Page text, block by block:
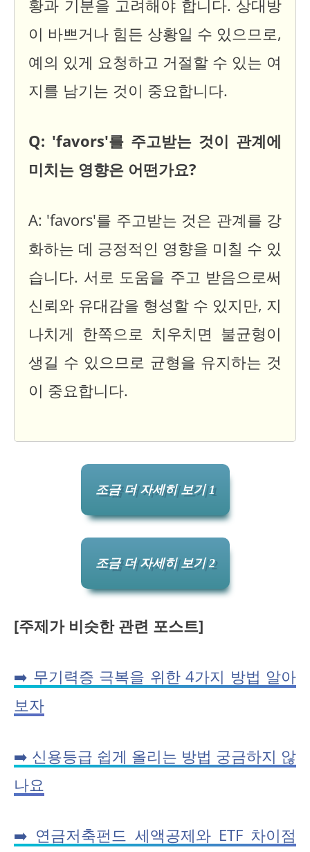
황과 기분을 고려해야 합니다. 상대방
이 바쁘거나 힘든 상황일 수 있으므로,
예의 있게 요청하고 거절할 수 있는 여
지를 남기는 것이 중요합니다.
Q: 'favors'를 주고받는 것이 관계에
미치는 영향은 어떤가요?
A: 'favors'를 주고받는 것은 관계를 강
화하는 데 긍정적인 영향을 미칠 수 있
습니다. 서로 도움을 주고 받음으로써
신뢰와 유대감을 형성할 수 있지만, 지
나치게 한쪽으로 치우치면 불균형이
생길 수 있으므로 균형을 유지하는 것
이 중요합니다.
조금 더 자세히 보기 1
조금 더 자세히 보기 2
[주제가 비슷한 관련 포스트]
➡️ 무기력증 극복을 위한 4가지 방법 알아
보자
➡️ 신용등급 쉽게 올리는 방법 궁금하지 않
나요
➡️ 연금저축펀드 세액공제와 ETF 차이점